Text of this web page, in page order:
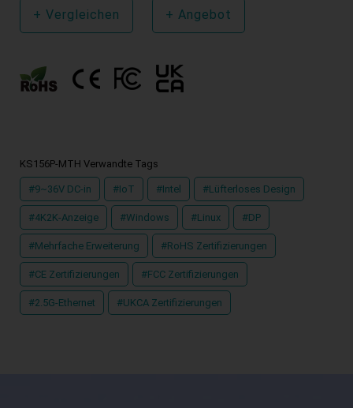
+ Vergleichen + Angebot
KS156P-MTH Verwandte Tags
#9~36V DC-in #IoT #Intel #Lüfterloses Design
#4K2K-Anzeige #Windows #Linux #DP
#Mehrfache Erweiterung #RoHS Zertifizierungen
#CE Zertifizierungen #FCC Zertifizierungen
#2.5G-Ethernet #UKCA Zertifizierungen